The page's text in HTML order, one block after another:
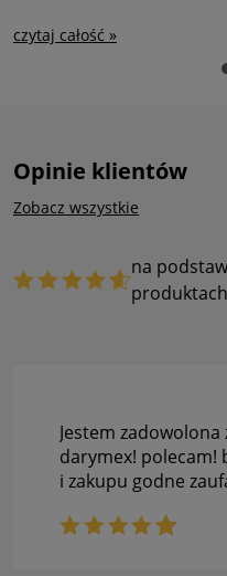
czytaj całość »
Opinie klientów
Zobacz wszystkie
na
Jestem zadowolona
darymex! polecam!
i zakupu godne